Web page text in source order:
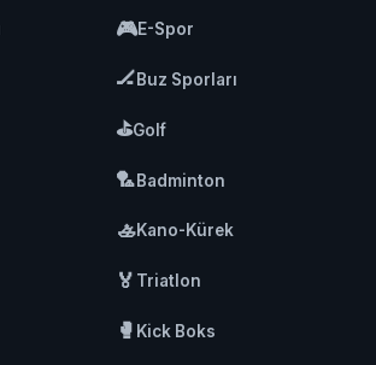
🎮E-Spor
🏒Buz Sporları
⛳Golf
🏸Badminton
🚣Kano-Kürek
🏅 Triatlon
🥊 Kick Boks